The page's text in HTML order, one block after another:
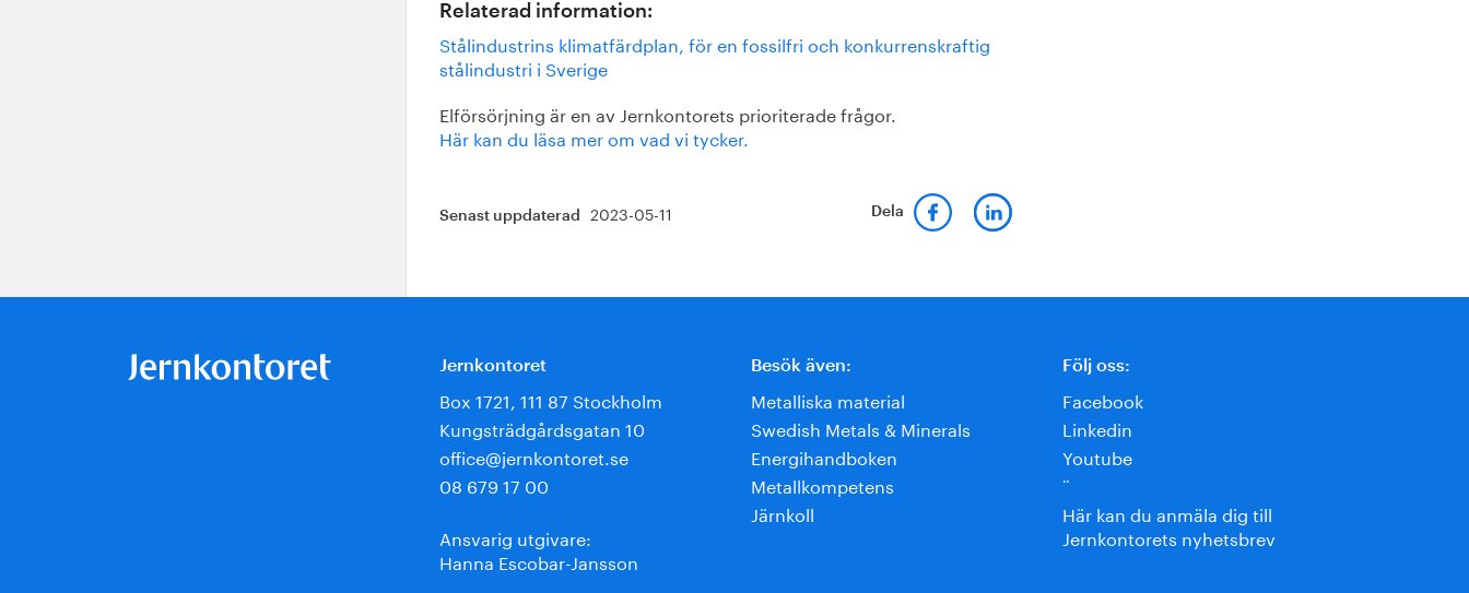
Relaterad information:
Stålindustrins klimatfärdplan, för en fossilfri och konkurrenskraftig
stålindustri i Sverige
Elförsörjning är en av Jernkontorets prioriterade frågor.
Här kan du läsa mer om vad vi tycker.
Senast uppdaterad 2023-05-11 Dela
Jernkontoret
Box 1721, 111 87 Stockholm
Kungsträdgårdsgatan 10
office@jernkontoret.se
08 679 17 00
Ansvarig utgivare:
Hanna Escobar-Jansson
Besök även:
Metalliska material
Swedish Metals & Minerals
Energihandboken
Metallkompetens
Järnkoll
Följ oss:
Facebook
Linkedin
Youtube
¨
Här kan du anmäla dig till
Jernkontorets nyhetsbrev